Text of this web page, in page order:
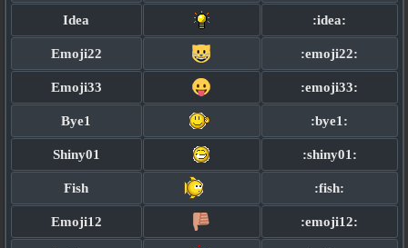
:idea:
Idea
:emoji22:
Emoji22
:emoji33:
Emoji33
:bye1:
Bye1
:shiny01:
Shiny01
:fish:
Fish
:emoji12:
Emoji12